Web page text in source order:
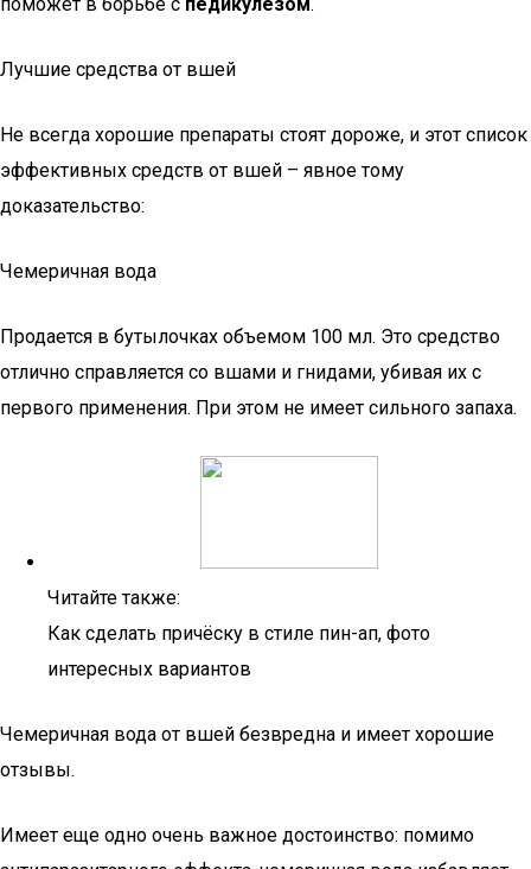
Лучшие средства от вшей
Не всегда хорошие препараты стоят дороже, и этот список
эффективных средств от вшей – явное тому
доказательство:
Чемеричная вода
Продается в бутылочках объемом 100 мл. Это средство
отлично справляется со вшами и гнидами, убивая их с
первого применения. При этом не имеет сильного запаха.
Читайте также:
Как сделать причёску в стиле пин-ап, фото
интересных вариантов
Чемеричная вода от вшей безвредна и имеет хорошие
отзывы.
Имеет еще одно очень важное достоинство: помимо